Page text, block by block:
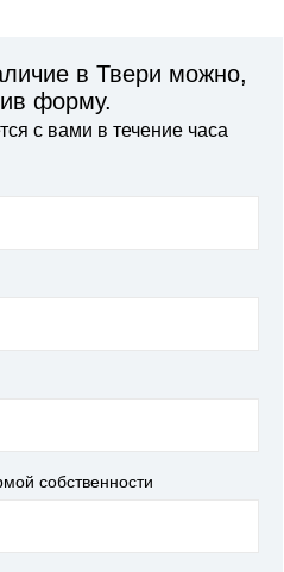
в Твери можно,
форму.
с вами в течение часа
собственности